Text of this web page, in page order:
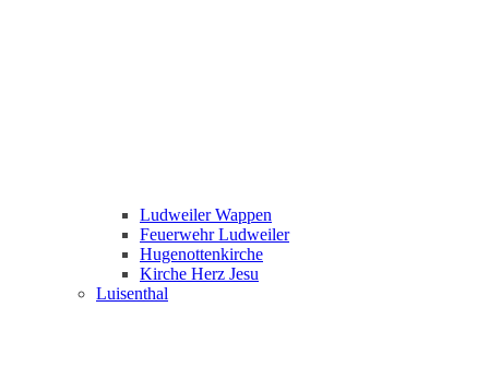
Ludweiler Wappen
Feuerwehr Ludweiler
Hugenottenkirche
Kirche Herz Jesu
Luisenthal